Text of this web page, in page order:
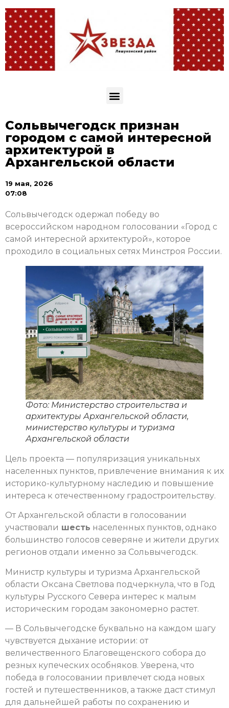
Сольвычегодск признан
городом с самой интересной
архитектурой в
Архангельской области
19 мая, 2026
07:08
Сольвычегодск одержал победу во
всероссийском народном голосовании «Город с
самой интересной архитектурой», которое
проходило в социальных сетях Минстроя России.
Фото: Министерство строительства и
архитектуры Архангельской области,
министерство культуры и туризма
Архангельской области
Цель проекта — популяризация уникальных
населенных пунктов, привлечение внимания к их
историко-культурному наследию и повышение
интереса к отечественному градостроительству.
От Архангельской области в голосовании
участвовали шесть населенных пунктов, однако
большинство голосов северяне и жители других
регионов отдали именно за Сольвычегодск.
Министр культуры и туризма Архангельской
области Оксана Светлова подчеркнула, что в Год
культуры Русского Севера интерес к малым
историческим городам закономерно растет.
— В Сольвычегодске буквально на каждом шагу
чувствуется дыхание истории: от
величественного Благовещенского собора до
резных купеческих особняков. Уверена, что
победа в голосовании привлечет сюда новых
гостей и путешественников, а также даст стимул
для дальнейшей работы по сохранению и